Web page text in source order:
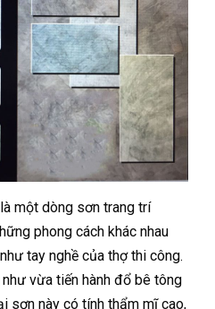
một dòng sơn trang trí
phong cách khác nhau
tay nghề của thợ thi công.
vừa tiến hành đổ bê tông
sơn này có tính thẩm mĩ cao,